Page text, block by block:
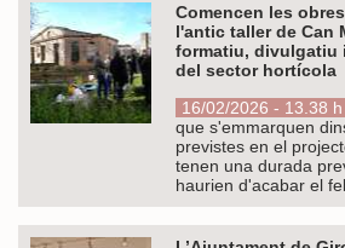
Comencen les
l'antic taller de Can
formatiu, divulgatiu
del sector hortícola
16/02/2026 - 13.38 h
que s'emmarquen
previstes en el
tenen una durada
haurien d'acabar el